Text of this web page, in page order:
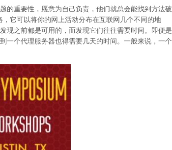
的重要性，愿意为自己负责，他们就总会能找到方法破
，它可以将你的网上活动分布在互联网几个不同的地
现之前都是可用的，而发现它们往往需要时间。即便是
一个代理服务器也得需要几天的时间。一般来说， 一个